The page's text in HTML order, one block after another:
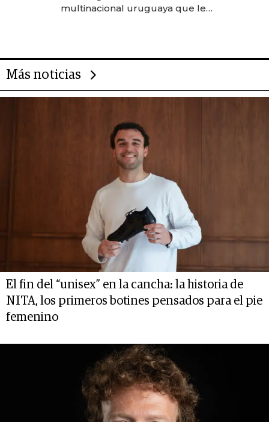
multinacional uruguaya que le
Más noticias
El fin del “unisex” en la cancha: la historia de
NITA, los primeros botines pensados para el pie
femenino